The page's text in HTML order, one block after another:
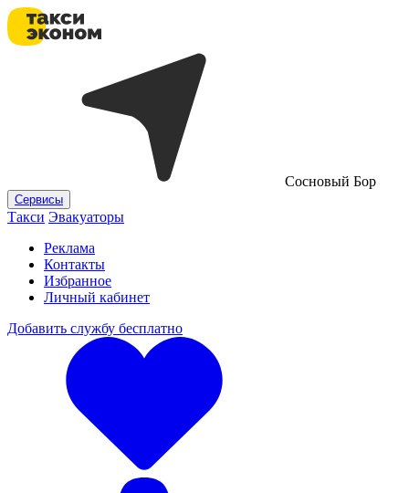
Сосновый Бор
Сервисы
Такси Эвакуаторы
Реклама
Контакты
Избранное
Личный кабинет
Добавить службу бесплатно